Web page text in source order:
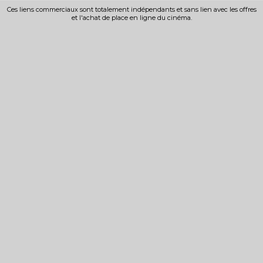
Ces liens commerciaux sont totalement indépendants et sans lien avec les offres
et l'achat de place en ligne du cinéma.